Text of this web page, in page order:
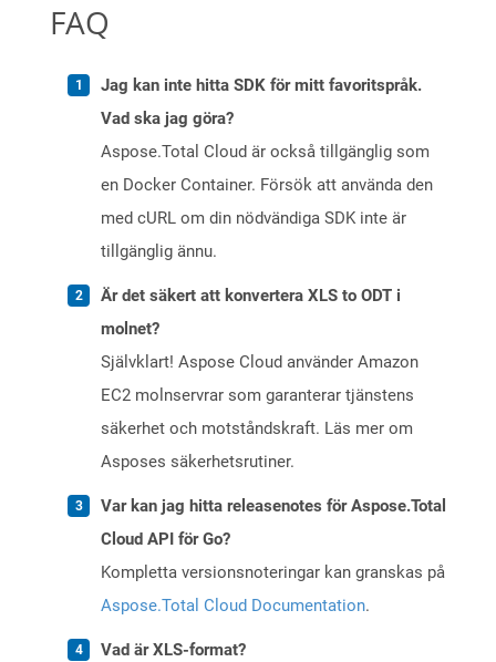
FAQ
Jag kan inte hitta SDK för mitt favoritspråk.
Vad ska jag göra?
Aspose.Total Cloud är också tillgänglig som
en Docker Container. Försök att använda den
med cURL om din nödvändiga SDK inte är
tillgänglig ännu.
Är det säkert att konvertera XLS to ODT i
molnet?
Självklart! Aspose Cloud använder Amazon
EC2 molnservrar som garanterar tjänstens
säkerhet och motståndskraft. Läs mer om
Asposes säkerhetsrutiner.
Var kan jag hitta releasenotes för Aspose.Total
Cloud API för Go?
Kompletta versionsnoteringar kan granskas på
Aspose.Total Cloud Documentation.
Vad är XLS-format?